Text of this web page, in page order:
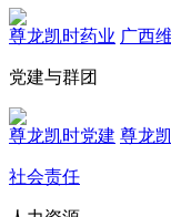
尊龙凯时药业 广西
党建与群团
尊龙凯时党建 尊龙
社会责任